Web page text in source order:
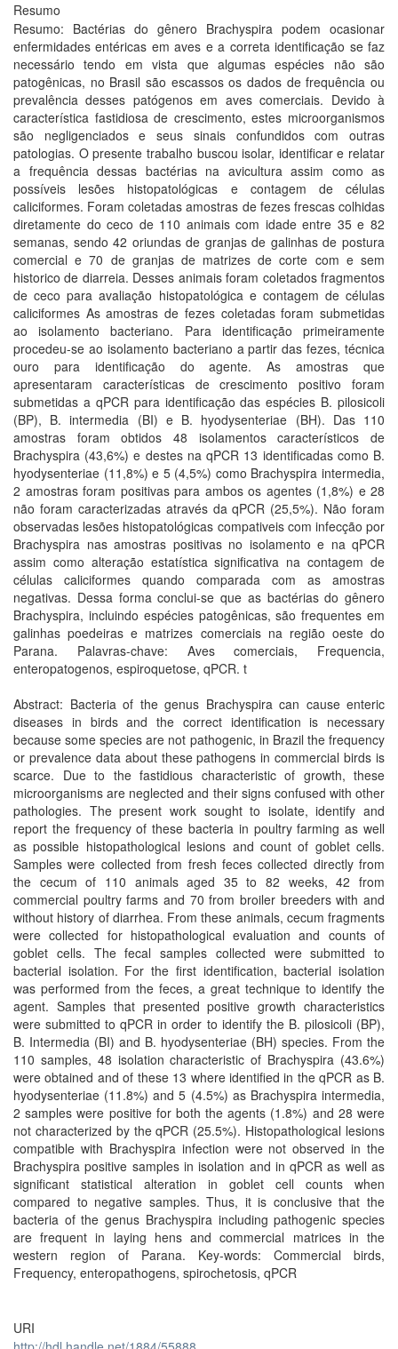
Resumo
Resumo: Bactérias do gênero Brachyspira podem ocasionar
enfermidades entéricas em aves e a correta identificação se faz
necessário tendo em vista que algumas espécies não são
patogênicas, no Brasil são escassos os dados de frequência ou
prevalência desses patógenos em aves comerciais. Devido à
característica fastidiosa de crescimento, estes microorganismos
são negligenciados e seus sinais confundidos com outras
patologias. O presente trabalho buscou isolar, identificar e relatar
a frequência dessas bactérias na avicultura assim como as
possíveis lesões histopatológicas e contagem de células
caliciformes. Foram coletadas amostras de fezes frescas colhidas
diretamente do ceco de 110 animais com idade entre 35 e 82
semanas, sendo 42 oriundas de granjas de galinhas de postura
comercial e 70 de granjas de matrizes de corte com e sem
historico de diarreia. Desses animais foram coletados fragmentos
de ceco para avaliação histopatológica e contagem de células
caliciformes As amostras de fezes coletadas foram submetidas
ao isolamento bacteriano. Para identificação primeiramente
procedeu-se ao isolamento bacteriano a partir das fezes, técnica
ouro para identificação do agente. As amostras que
apresentaram características de crescimento positivo foram
submetidas a qPCR para identificação das espécies B. pilosicoli
(BP), B. intermedia (BI) e B. hyodysenteriae (BH). Das 110
amostras foram obtidos 48 isolamentos característicos de
Brachyspira (43,6%) e destes na qPCR 13 identificadas como B.
hyodysenteriae (11,8%) e 5 (4,5%) como Brachyspira intermedia,
2 amostras foram positivas para ambos os agentes (1,8%) e 28
não foram caracterizadas através da qPCR (25,5%). Não foram
observadas lesões histopatológicas compativeis com infecção por
Brachyspira nas amostras positivas no isolamento e na qPCR
assim como alteração estatística significativa na contagem de
células caliciformes quando comparada com as amostras
negativas. Dessa forma conclui-se que as bactérias do gênero
Brachyspira, incluindo espécies patogênicas, são frequentes em
galinhas poedeiras e matrizes comerciais na região oeste do
Parana. Palavras-chave: Aves comerciais, Frequencia,
enteropatogenos, espiroquetose, qPCR. t
Abstract: Bacteria of the genus Brachyspira can cause enteric
diseases in birds and the correct identification is necessary
because some species are not pathogenic, in Brazil the frequency
or prevalence data about these pathogens in commercial birds is
scarce. Due to the fastidious characteristic of growth, these
microorganisms are neglected and their signs confused with other
pathologies. The present work sought to isolate, identify and
report the frequency of these bacteria in poultry farming as well
as possible histopathological lesions and count of goblet cells.
Samples were collected from fresh feces collected directly from
the cecum of 110 animals aged 35 to 82 weeks, 42 from
commercial poultry farms and 70 from broiler breeders with and
without history of diarrhea. From these animals, cecum fragments
were collected for histopathological evaluation and counts of
goblet cells. The fecal samples collected were submitted to
bacterial isolation. For the first identification, bacterial isolation
was performed from the feces, a great technique to identify the
agent. Samples that presented positive growth characteristics
were submitted to qPCR in order to identify the B. pilosicoli (BP),
B. Intermedia (BI) and B. hyodysenteriae (BH) species. From the
110 samples, 48 isolation characteristic of Brachyspira (43.6%)
were obtained and of these 13 where identified in the qPCR as B.
hyodysenteriae (11.8%) and 5 (4.5%) as Brachyspira intermedia,
2 samples were positive for both the agents (1.8%) and 28 were
not characterized by the qPCR (25.5%). Histopathological lesions
compatible with Brachyspira infection were not observed in the
Brachyspira positive samples in isolation and in qPCR as well as
significant statistical alteration in goblet cell counts when
compared to negative samples. Thus, it is conclusive that the
bacteria of the genus Brachyspira including pathogenic species
are frequent in laying hens and commercial matrices in the
western region of Parana. Key-words: Commercial birds,
Frequency, enteropathogens, spirochetosis, qPCR
URI